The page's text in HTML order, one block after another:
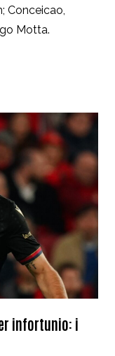
Conceicao,
Motta.
infortunio: i